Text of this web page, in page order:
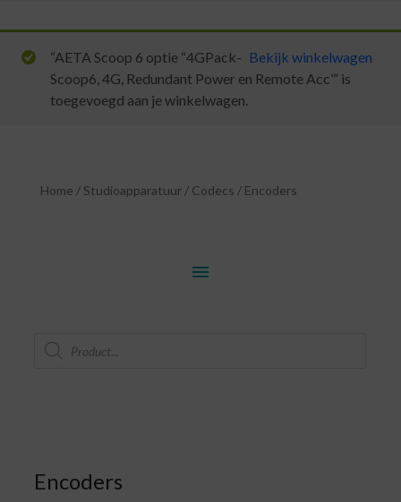
Bekijk winkelwagen
“AETA Scoop 6 optie “4GPack-
Scoop6, 4G, Redundant Power en Remote Acc’” is
toegevoegd aan je winkelwagen.
Home / Studioapparatuur/ Codecs / Encoders
menu
Producten
zoeken
Encoders